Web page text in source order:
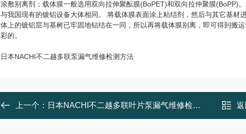
涂敷别离剂；载体膜一般选用双向拉伸聚酝膜(BoPET)和双向拉仲聚膜(BoPP)
与我国现有的镀铝设备大体相同。.将载体膜表面涂上粘结剂，然后与其它基
体上的镀铝层与基树已牢固地钻结在一同，所以再将载体膜别离，即可得到搬
彩的。
日本NACHI不二越多联泵漏气维修检测方法
上一个： 日本NACHI不二越多联叶片泵漏气维修检测方法 返